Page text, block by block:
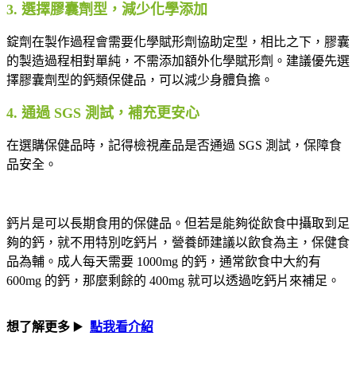
3. 選擇膠囊劑型，減少化學添加
錠劑在製作過程會需要化學賦形劑協助定型，相比之下，膠囊
的製造過程相對單純，不需添加額外化學賦形劑。建議優先選
擇膠囊劑型的鈣類保健品，可以減少身體負擔。
4. 通過 SGS 測試，補充更安心
在選購保健品時，記得檢視產品是否通過 SGS 測試，保障食
品安全。
鈣片是可以長期食用的保健品。但若是能夠從飲食中攝取到足
夠的鈣，就不用特別吃鈣片，營養師建議以飲食為主，保健食
品為輔。成人每天需要 1000mg 的鈣，通常飲食中大約有
600mg 的鈣，那麼剩餘的 400mg 就可以透過吃鈣片來補足。
想了解更多 ▶️ 點我看介紹